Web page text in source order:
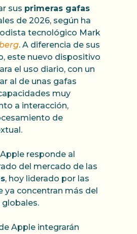
sus primeras gafas
de 2026, según ha
tecnológico Mark
. A diferencia de sus
este nuevo dispositivo
el uso diario, con un
al de unas gafas
muy
a interacción,
de
responde al
del mercado de las
, hoy liderado por las
ya concentran más del
globales.
Apple integrarán